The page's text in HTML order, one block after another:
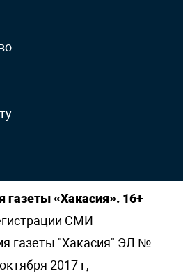
газеты «Хакасия». 16+
СМИ
газеты "Хакасия" ЭЛ №
2017 г,